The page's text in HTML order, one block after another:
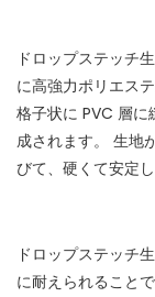
ドロップステッチ
に高強力ポリエス
格子状に PVC 層
成されます。 生地
びて、硬くて安定
ドロップステッチ
に耐えられること